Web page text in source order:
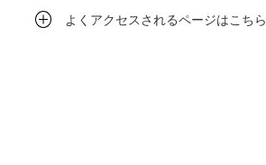
よくアクセスされるページはこちら